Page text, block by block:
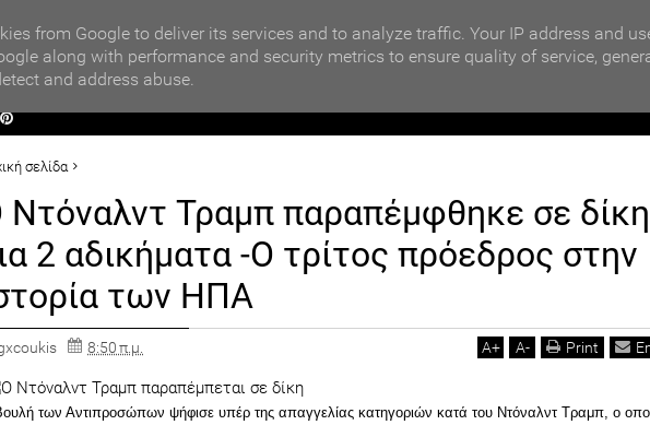
ΑΥΤΟΔΙΟΙΚΗΣΗ
σελίδα
ΠΡΟΤΕΙΝΟΜΕΝΟ
Τραμπ παραπέμφθηκε σε δίκη για 2 αδικήματα -Ο τρίτος πρόεδρος στην ιστορία των ΗΠΑ
Ντόναλντ Τραμπ παραπέμφθηκε σε δίκη
2 αδικήματα -Ο τρίτος πρόεδρος στην
των ΗΠΑ
8:50 π.μ. A+ A- Print
των Αντιπροσώπων ψήφισε υπέρ της απαγγελίας κατηγοριών κατά του Ντόναλντ Τραμπ, ο
from Google to deliver its services and to analyze traffic. Your IP address and
along with performance and security metrics to ensure quality of service,
and address abuse.